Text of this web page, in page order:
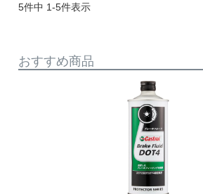
5件中 1-5件表示
おすすめ商品